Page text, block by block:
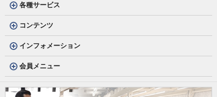
各種サービス
コンテンツ
インフォメーション
会員メニュー